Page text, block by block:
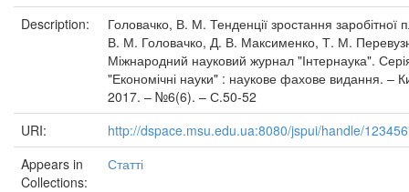
Description:
Головачко, В. М. Тенденції зростання заробітної
В. М. Головачко, Д. В. Максименко, Т. М.
Міжнародний науковий журнал "Інтернаука".
"Економічні науки" : наукове фахове видання. –
2017. – №6(6). – С.50-52
URI:
http://dspace.msu.edu.ua:8080/jspui/handle/
Appears in
Collections:
Статті